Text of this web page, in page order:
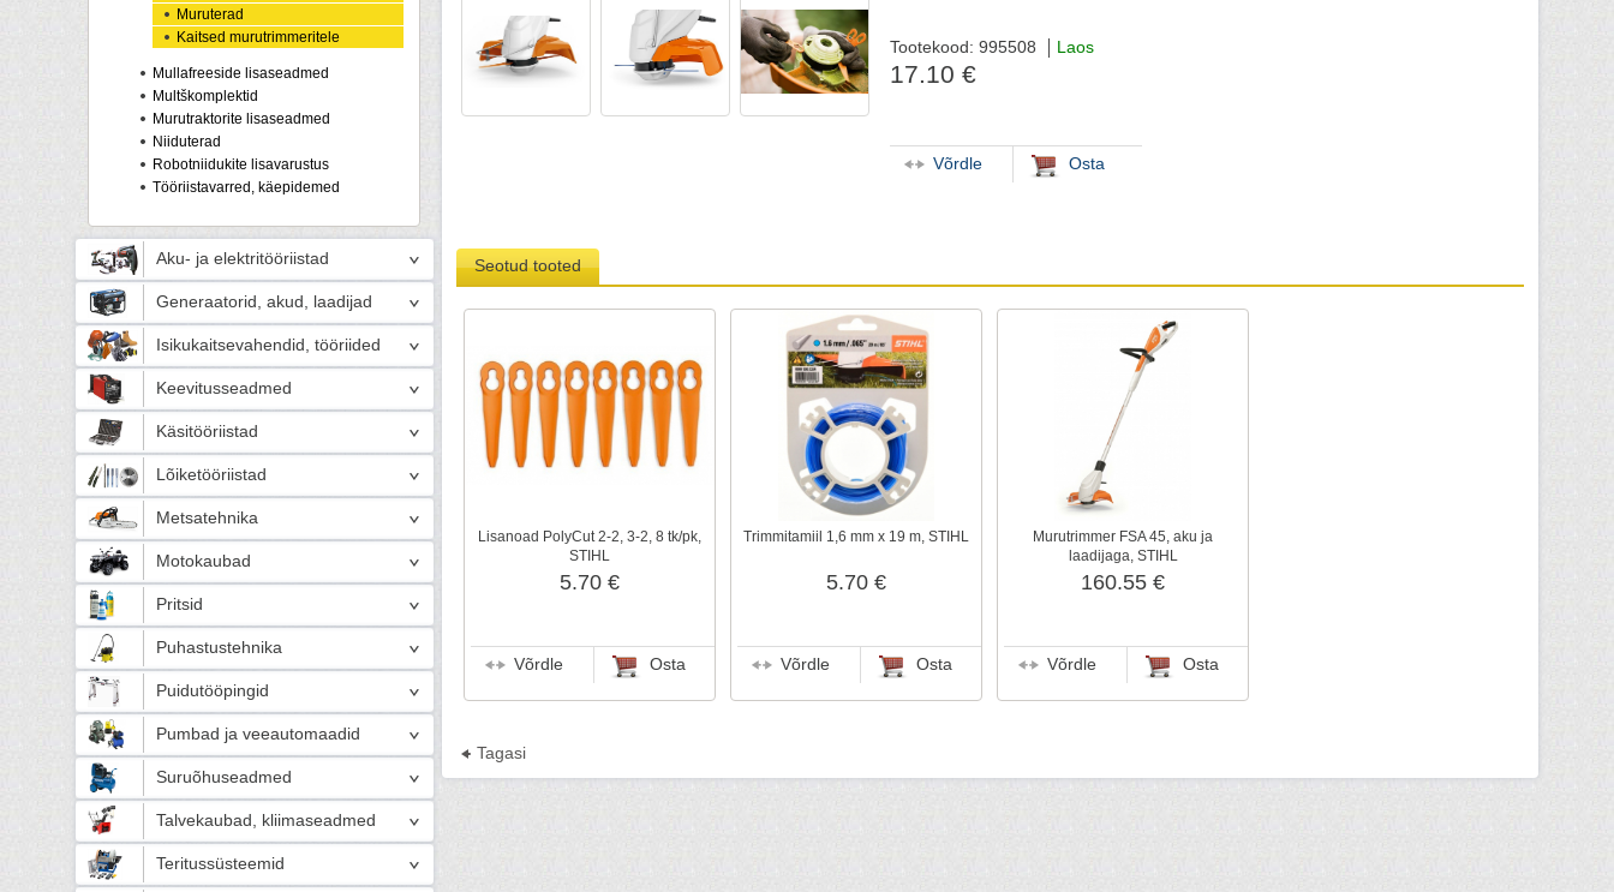
Muruterad
Kaitsed murutrimmeritele
Mullafreeside lisaseadmed
Multškomplektid
Murutraktorite lisaseadmed
Niiduterad
Robotniidukite lisavarustus
Tööriistavarred, käepidemed
Aku- ja elektritööriistad
Generaatorid, akud, laadijad
Isikukaitsevahendid, tööriided
Keevitusseadmed
Käsitööriistad
Lõiketööriistad
Metsatehnika
Motokaubad
Pritsid
Puhastustehnika
Puidutööpingid
Pumbad ja veeautomaadid
Suruõhuseadmed
Talvekaubad, kliimaseadmed
Teritussüsteemid
Tootekood: 995508 Laos
17.10 €
Võrdle Osta
Seotud tooted
Lisanoad PolyCut 2-2, 3-2, 8 tk/pk,
STIHL
5.70 €
Võrdle Osta
Trimmitamiil 1,6 mm x 19 m, STIHL
5.70 €
Võrdle Osta
Murutrimmer FSA 45, aku ja
laadijaga, STIHL
160.55 €
Võrdle Osta
Tagasi